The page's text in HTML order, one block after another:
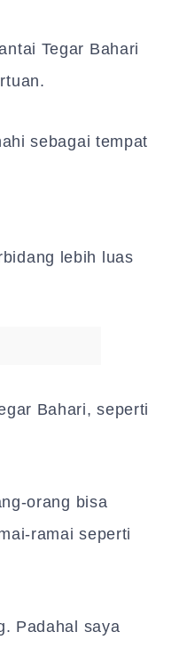
Tegar Bahari
sebagai tempat
lebih luas
Bahari, seperti
orang bisa
ramai seperti
Padahal saya